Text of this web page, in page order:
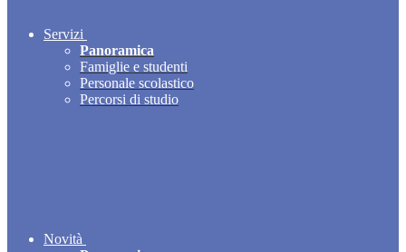
Servizi
Panoramica
Famiglie e studenti
Personale scolastico
Percorsi di studio
Novità